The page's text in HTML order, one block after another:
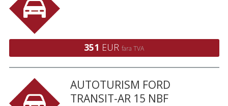
351 EUR fara TVA
AUTOTURISM FORD
TRANSIT-AR 15 NBF